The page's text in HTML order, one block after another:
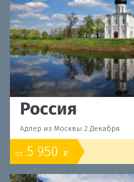
Россия
Адлер из Москвы 2 Декабря
от 5 950 o